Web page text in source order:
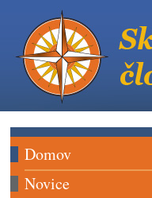
Domov
Novice